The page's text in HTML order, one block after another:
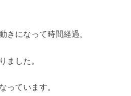
きになって時間経過。
ました。
っています。